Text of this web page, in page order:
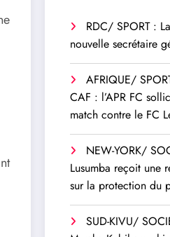
RDC/ SPORT :
nouvelle secrétaire
AFRIQUE/
CAF : l’APR FC
match contre le FC
NEW-YORK/
Lusumba reçoit une
sur la protection du
SUD-KIVU/